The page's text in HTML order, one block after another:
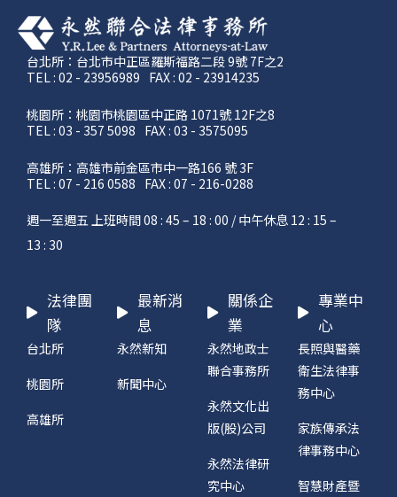
台北所：台北市中正區羅斯福路二段 9號 7F之2
TEL : 02 - 23956989 FAX : 02 - 23914235
桃園所：桃園市桃園區中正路 1071號 12F之8
TEL : 03 - 357 5098 FAX : 03 - 3575095
高雄所：高雄市前金區市中一路166 號 3F
TEL : 07 - 216 0588 FAX : 07 - 216-0288
週一至週五 上班時間 08 : 45 – 18 : 00 / 中午休息 12 : 15 –
13 : 30
法律團
隊
台北所
桃園所
高雄所
最新消
息
永然新知
新聞中心
關係企
業
永然地政士
聯合事務所
永然文化出
版(股)公司
永然法律研
究中心
專業中
心
長照與醫藥
衛生法律事
務中心
家族傳承法
律事務中心
智慧財產暨